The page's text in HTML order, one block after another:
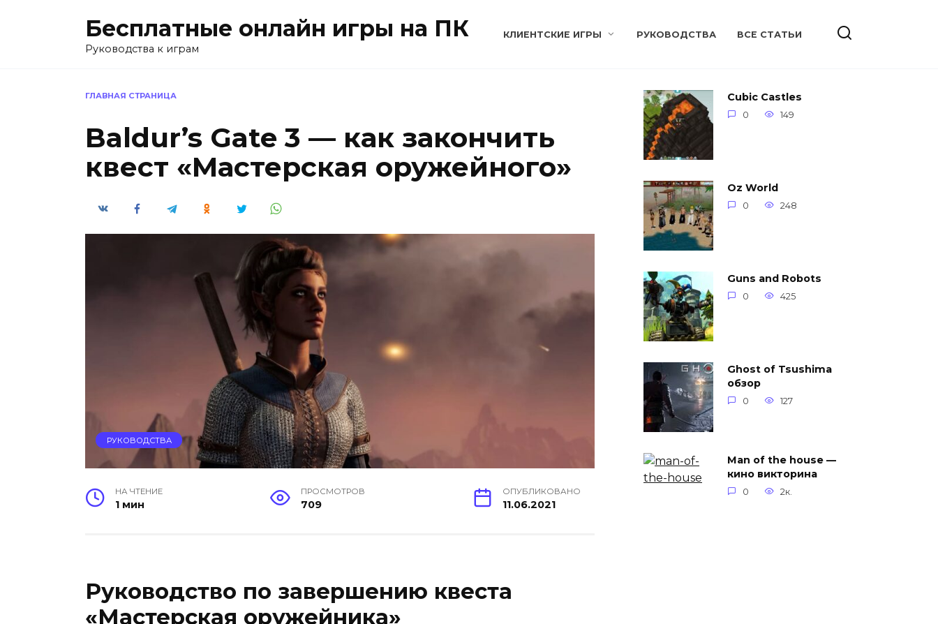
Бесплатные онлайн игры на ПК
Руководства к играм
КЛИЕНТСКИЕ ИГРЫ РУКОВОДСТВА ВСЕ СТАТЬИ
ГЛАВНАЯ СТРАНИЦА
Baldur’s Gate 3 — как закончить
квест «Мастерская оружейного»
РУКОВОДСТВА
НА ЧТЕНИЕ
1 мин
ПРОСМОТРОВ
709
ОПУБЛИКОВАНО
11.06.2021
Руководство по завершению квеста
«Мастерская оружейника»
Cubic Castles
0 149
Oz World
0 248
Guns and Robots
0 425
Ghost of Tsushima
обзор
0 127
Man of the house —
кино викторина
0 2к.